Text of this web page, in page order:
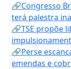
🔗Congresso
terá palestra
🔗TSE propõe
🔗Perse
emendas e